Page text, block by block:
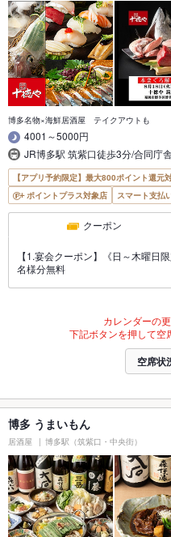
博多名物×海鮮居酒屋 テイクアウトも
4001～5000円
JR博多駅 筑紫口徒歩3分/合同庁
【アプリ予約限定】最大800ポイント還元
ポイントプラス対象店
スマート支払
クーポン
【1.宴会クーポン】《日～木曜日
名様分無料
カレンダーの
下記ボタンを押して空
空席状
博多 うまいもん
居酒屋 博多駅（筑紫口・中央街）